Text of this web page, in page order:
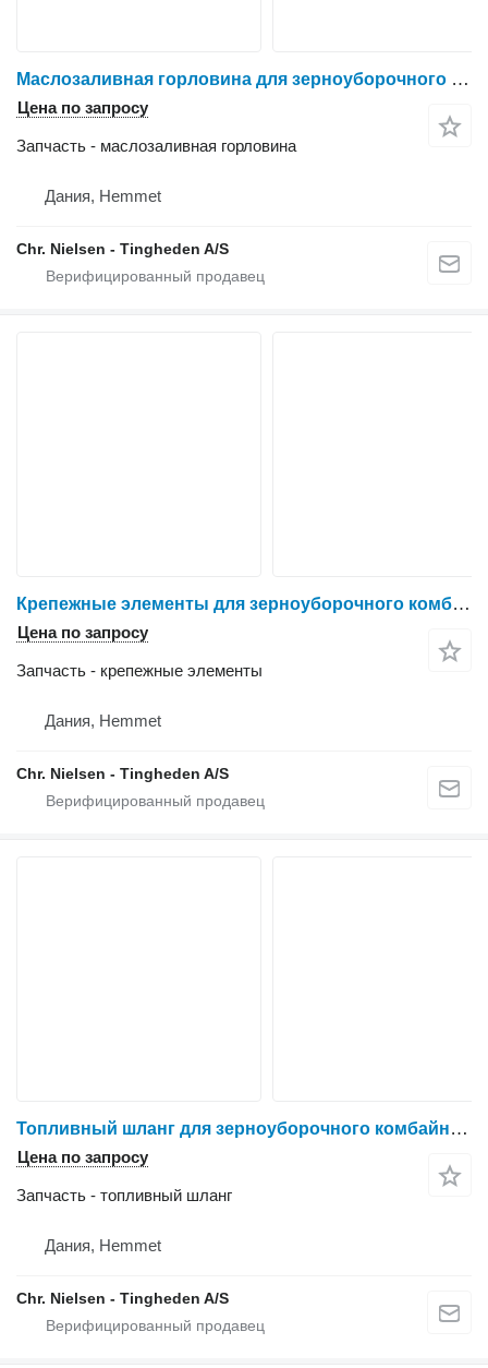
Маслозаливная горловина для зерноуборочного комбайна IVECO 8361 SRE 11
Цена по запросу
Запчасть - маслозаливная горловина
Дания, Hemmet
Chr. Nielsen - Tingheden A/S
Крепежные элементы для зерноуборочного комбайна IVECO 8361 SRE 11
Цена по запросу
Запчасть - крепежные элементы
Дания, Hemmet
Chr. Nielsen - Tingheden A/S
Топливный шланг для зерноуборочного комбайна IVECO 8361 SRE 11
Цена по запросу
Запчасть - топливный шланг
Дания, Hemmet
Chr. Nielsen - Tingheden A/S